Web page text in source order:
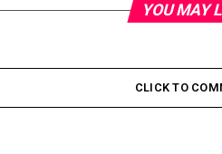
YOU MAY
CLICK TO